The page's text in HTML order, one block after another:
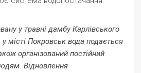
у травні дамбу Карлівського
місті Покровськ вода подається
організований постійний
Відновлення